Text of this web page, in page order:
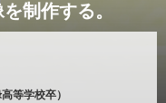
制作する。
等学校卒）